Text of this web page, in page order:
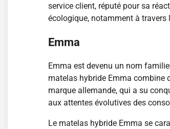
service client, réputé pour sa
écologique, notamment à travers
Emma
Emma est devenu un nom
matelas hybride Emma combine
marque allemande, qui a su
aux attentes évolutives des
Le matelas hybride Emma se